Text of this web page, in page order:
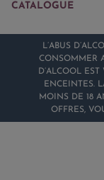
CATALOGUE
L’ABUS
CONSOMMER
D’ALCOOL
ENCEINTES.
MOINS DE 18
OFFRES,